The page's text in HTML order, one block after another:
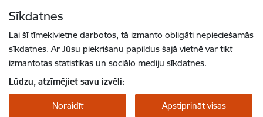
Sīkdatnes
Lai šī tīmekļvietne darbotos, tā izmanto obligāti nepieciešamās
sīkdatnes. Ar Jūsu piekrišanu papildus šajā vietnē var tikt
izmantotas statistikas un sociālo mediju sīkdatnes.
Lūdzu, atzīmējiet savu izvēli:
Noraidīt Apstiprināt visas